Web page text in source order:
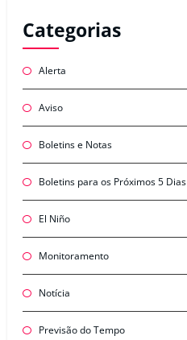
Categorias
Alerta
Aviso
Boletins e Notas
Boletins para os Próximos 5 Dias
El Niño
Monitoramento
Notícia
Previsão do Tempo